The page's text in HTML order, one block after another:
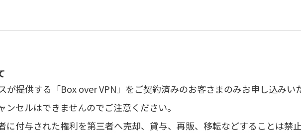
が提供する「Box over VPN」をご契約済みのお客さまのみお申し込みい
ンセルはできませんのでご注意ください。
に付与された権利を第三者へ売却、貸与、再販、移転などすることは禁止